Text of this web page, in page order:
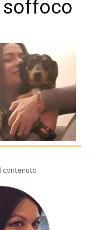
contenuto